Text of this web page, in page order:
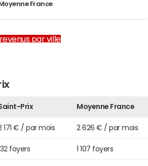
Moyenne France
par ville
Prix Moyenne France
171 € / par mois 2 626 € / par mois
foyers 1 107 foyers